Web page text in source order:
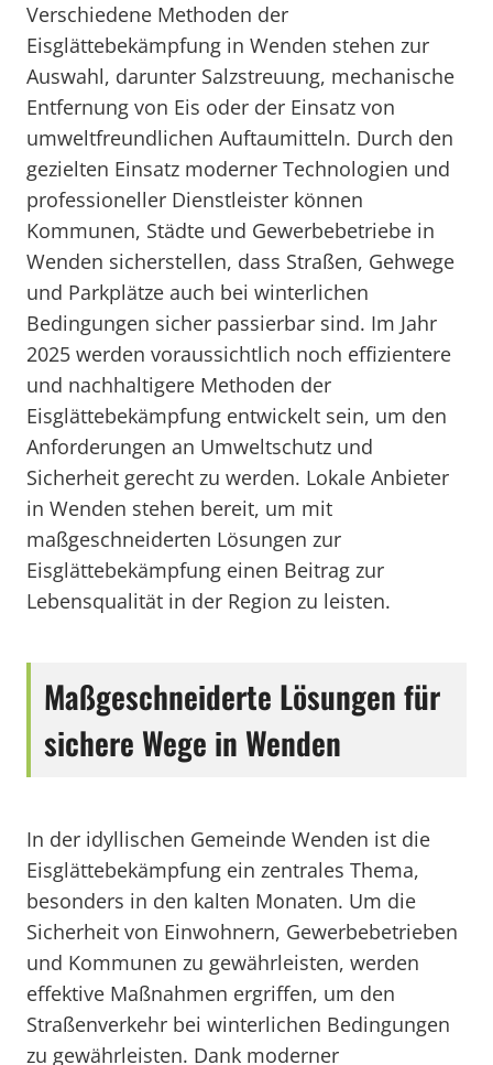
Verschiedene Methoden der
Eisglättebekämpfung in Wenden stehen zur
Auswahl, darunter Salzstreuung, mechanische
Entfernung von Eis oder der Einsatz von
umweltfreundlichen Auftaumitteln. Durch den
gezielten Einsatz moderner Technologien und
professioneller Dienstleister können
Kommunen, Städte und Gewerbebetriebe in
Wenden sicherstellen, dass Straßen, Gehwege
und Parkplätze auch bei winterlichen
Bedingungen sicher passierbar sind. Im Jahr
2025 werden voraussichtlich noch effizientere
und nachhaltigere Methoden der
Eisglättebekämpfung entwickelt sein, um den
Anforderungen an Umweltschutz und
Sicherheit gerecht zu werden. Lokale Anbieter
in Wenden stehen bereit, um mit
maßgeschneiderten Lösungen zur
Eisglättebekämpfung einen Beitrag zur
Lebensqualität in der Region zu leisten.
Maßgeschneiderte Lösungen für
sichere Wege in Wenden
In der idyllischen Gemeinde Wenden ist die
Eisglättebekämpfung ein zentrales Thema,
besonders in den kalten Monaten. Um die
Sicherheit von Einwohnern, Gewerbebetrieben
und Kommunen zu gewährleisten, werden
effektive Maßnahmen ergriffen, um den
Straßenverkehr bei winterlichen Bedingungen
zu gewährleisten. Dank moderner